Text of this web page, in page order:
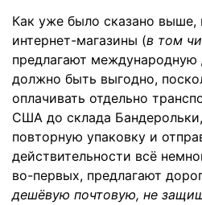
Как уже было сказано выше,
интернет-магазины (в том
предлагают международную
должно быть выгодно,
оплачивать отдельно
США до склада
повторную упаковку и
действительности всё
во-первых, предлагают
дешёвую почтовую, не